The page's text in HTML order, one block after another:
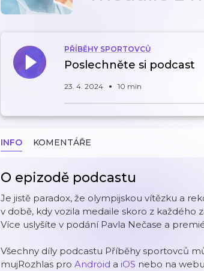
PŘÍBĚHY SPORTOVCŮ
Poslechněte si podcast
23. 4. 2024 10 min
INFO KOMENTÁŘE
O epizodě podcastu
Je jistě paradox, že olympijskou vítězku a
v době, kdy vozila medaile skoro z každého
Více uslyšíte v podání Pavla Nečase a
Všechny díly podcastu Příběhy sportovců
mujRozhlas pro Android a iOS nebo na webu